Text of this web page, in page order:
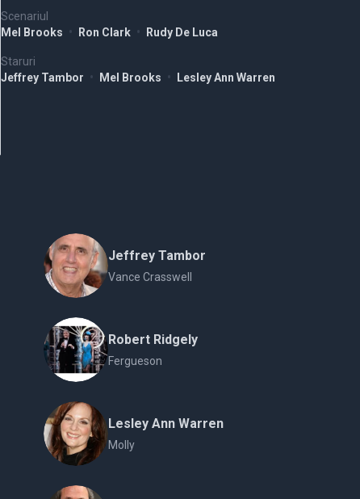
Scenariul
Mel Brooks • Ron Clark • Rudy De Luca
Staruri
Jeffrey Tambor • Mel Brooks • Lesley Ann Warren
Jeffrey Tambor
Vance Crasswell
Robert Ridgely
Fergueson
Lesley Ann Warren
Molly